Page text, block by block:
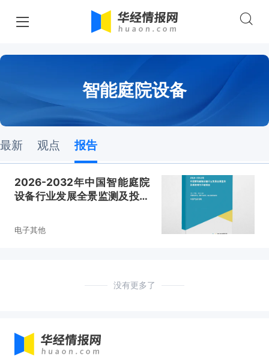
智能庭院设备
最新 观点 报告
2026-2032年中国智能庭院
设备行业发展全景监测及投资
电子其他
没有更多了